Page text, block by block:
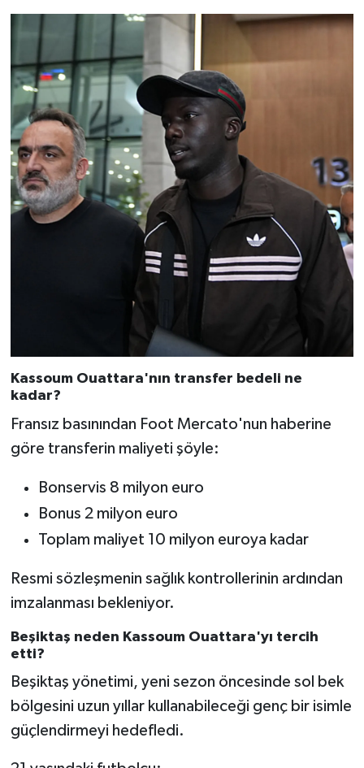
Kassoum Ouattara'nın transfer bedeli ne
kadar?
Fransız basınından Foot Mercato'nun haberine
göre transferin maliyeti şöyle:
Bonservis 8 milyon euro
Bonus 2 milyon euro
Toplam maliyet 10 milyon euroya kadar
Resmi sözleşmenin sağlık kontrollerinin ardından
imzalanması bekleniyor.
Beşiktaş neden Kassoum Ouattara'yı tercih
etti?
Beşiktaş yönetimi, yeni sezon öncesinde sol bek
bölgesini uzun yıllar kullanabileceği genç bir isimle
güçlendirmeyi hedefledi.